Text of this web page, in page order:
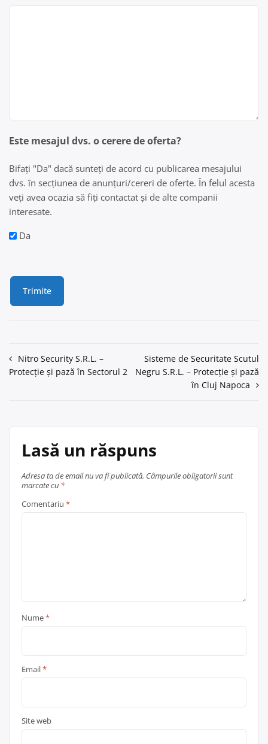
Este mesajul dvs. o cerere de oferta?
Bifați "Da" dacă sunteți de acord cu publicarea mesajului
dvs. în secțiunea de anunțuri/cereri de oferte. În felul acesta
veți avea ocazia să fiți contactat și de alte companii
interesate.
Da
Navigare
Nitro Security S.R.L. –
Protecție și pază în Sectorul 2
Sisteme de Securitate Scutul
Negru S.R.L. – Protecție și pază
în Cluj Napoca
Lasă un răspuns
Adresa ta de email nu va fi publicată. Câmpurile obligatorii sunt
marcate cu *
Comentariu *
Nume*
Email*
Site web